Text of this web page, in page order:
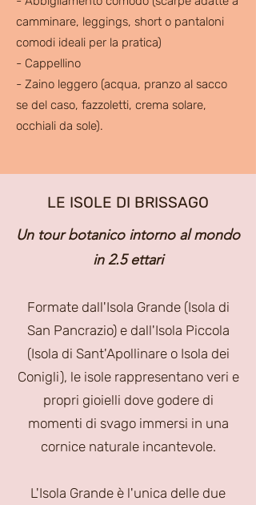
camminare, leggings, short o pantaloni
comodi ideali per la pratica)
- Cappellino
- Zaino leggero (acqua, pranzo al sacco
se del caso, fazzoletti, crema solare,
occhiali da sole).
LE ISOLE DI BRISSAGO
Un tour botanico intorno al mondo
in 2.5 ettari
Formate dall'Isola Grande (Isola di
San Pancrazio) e dall'Isola Piccola
(Isola di Sant'Apollinare o Isola dei
Conigli), le isole rappresentano veri e
propri gioielli dove godere di
momenti di svago immersi in una
cornice naturale incantevole.
L'Isola Grande è l'unica delle due